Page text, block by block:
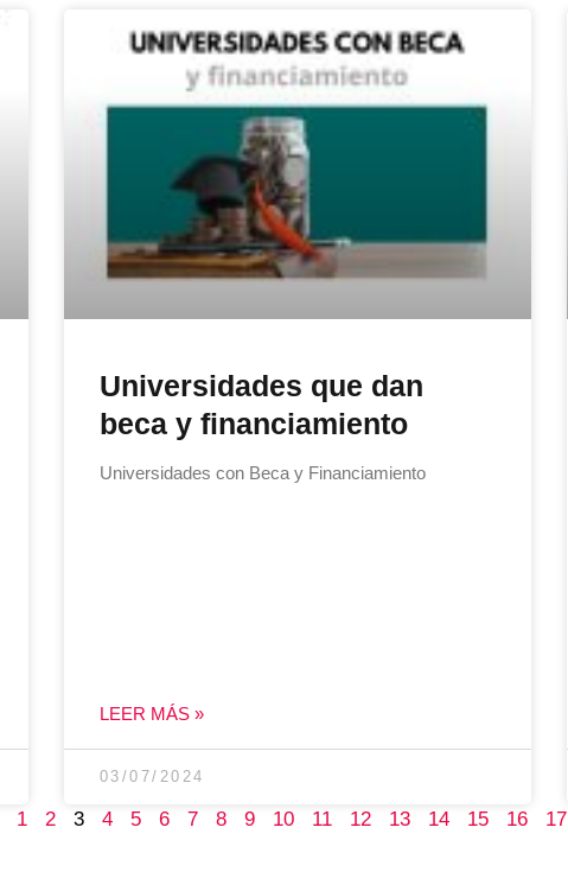
Universidades que dan
beca y financiamiento
Universidades con Beca y Financiamiento
LEER MÁS »
03/07/2024
1 2 3 4 5 6 7 8 9 10 11 12 13 14 15 16 17